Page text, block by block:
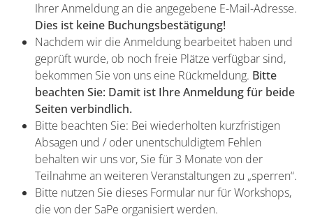
Ihrer Anmeldung an die angegebene E-Mail-Adresse.
Dies ist keine Buchungsbestätigung!
Nachdem wir die Anmeldung bearbeitet haben und
geprüft wurde, ob noch freie Plätze verfügbar sind,
bekommen Sie von uns eine Rückmeldung. Bitte
beachten Sie: Damit ist Ihre Anmeldung für beide
Seiten verbindlich.
Bitte beachten Sie: Bei wiederholten kurzfristigen
Absagen und / oder unentschuldigtem Fehlen
behalten wir uns vor, Sie für 3 Monate von der
Teilnahme an weiteren Veranstaltungen zu „sperren“.
Bitte nutzen Sie dieses Formular nur für Workshops,
die von der SaPe organisiert werden.